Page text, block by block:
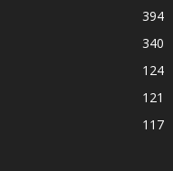
394
340
124
121
117